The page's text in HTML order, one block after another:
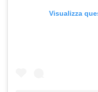
Visualizza